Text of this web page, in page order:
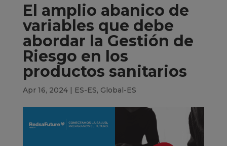
El amplio abanico de
variables que debe
abordar la Gestión de
Riesgo en los
productos sanitarios
Apr 16, 2024| ES-ES, Global-ES